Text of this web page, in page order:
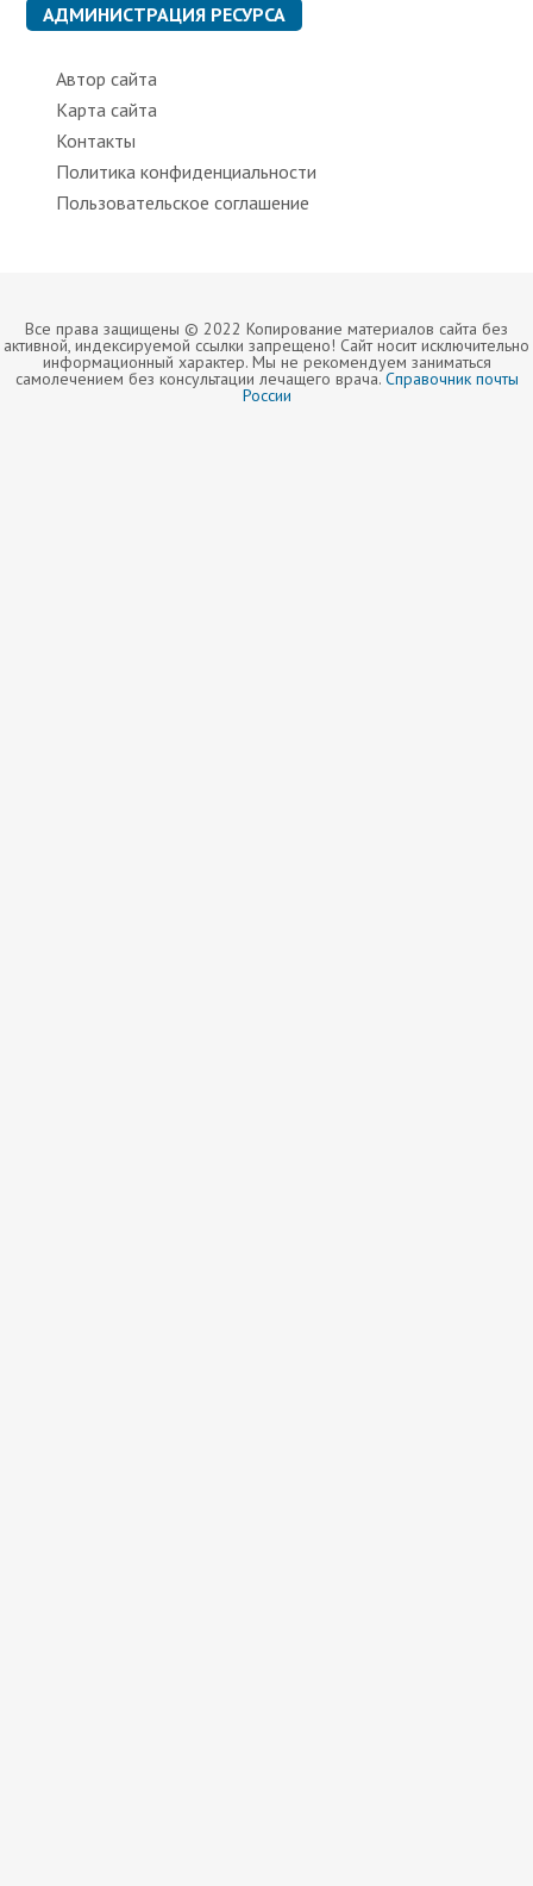
и АДМИНИСТРАЦИЯ РЕСУРСА
Автор сайта
Карта сайта
Контакты
Политика конфиденциальности
Пользовательское соглашение
Все права защищены © 2022 Копирование материалов сайта без
активной, индексируемой ссылки запрещено! Сайт носит исключительно
информационный характер. Мы не рекомендуем заниматься
самолечением без консультации лечащего врача.Справочник почты
России